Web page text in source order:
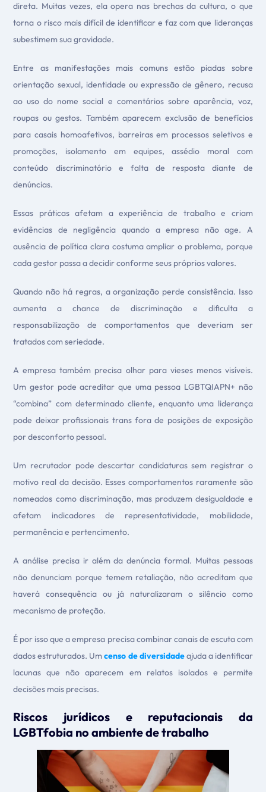
direta. Muitas vezes, ela opera nas brechas da cultura, o que
torna o risco mais difícil de identificar e faz com que lideranças
subestimem sua gravidade.
Entre as manifestações mais comuns estão piadas sobre
orientação sexual, identidade ou expressão de gênero, recusa
ao uso do nome social e comentários sobre aparência, voz,
roupas ou gestos. Também aparecem exclusão de benefícios
para casais homoafetivos, barreiras em processos seletivos e
promoções, isolamento em equipes, assédio moral com
conteúdo discriminatório e falta de resposta diante de
denúncias.
Essas práticas afetam a experiência de trabalho e criam
evidências de negligência quando a empresa não age. A
ausência de política clara costuma ampliar o problema, porque
cada gestor passa a decidir conforme seus próprios valores.
Quando não há regras, a organização perde consistência. Isso
aumenta a chance de discriminação e dificulta a
responsabilização de comportamentos que deveriam ser
tratados com seriedade.
A empresa também precisa olhar para vieses menos visíveis.
Um gestor pode acreditar que uma pessoa LGBTQIAPN+ não
“combina” com determinado cliente, enquanto uma liderança
pode deixar profissionais trans fora de posições de exposição
por desconforto pessoal.
Um recrutador pode descartar candidaturas sem registrar o
motivo real da decisão. Esses comportamentos raramente são
nomeados como discriminação, mas produzem desigualdade e
afetam indicadores de representatividade, mobilidade,
permanência e pertencimento.
A análise precisa ir além da denúncia formal. Muitas pessoas
não denunciam porque temem retaliação, não acreditam que
haverá consequência ou já naturalizaram o silêncio como
mecanismo de proteção.
É por isso que a empresa precisa combinar canais de escuta com
dados estruturados. Umcenso de diversidadeajuda a identificar
lacunas que não aparecem em relatos isolados e permite
decisões mais precisas.
Riscos jurídicos e reputacionais da
LGBTfobia no ambiente de trabalho